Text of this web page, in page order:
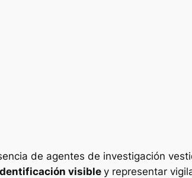
de agentes de investigación
visibley representar